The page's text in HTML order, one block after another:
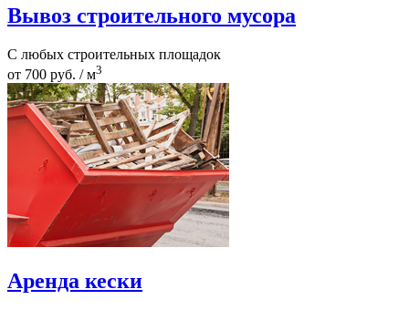
Вывоз строительного мусора
С любых строительных площадок
от 700 руб. / м3
Аренда кески